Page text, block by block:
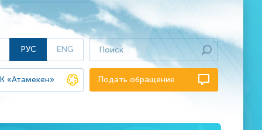
РУС ENG
Подать обращение
«Атамекен»